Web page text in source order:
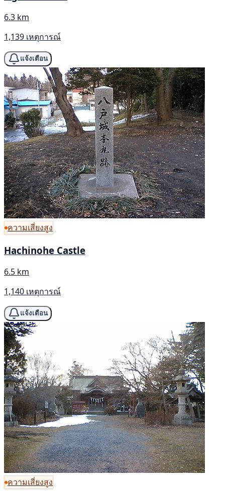
6.3 km
1,139 เหตุการณ์
แจ้งเตือน
ความเสี่ยงสูง
Hachinohe Castle
6.5 km
1,140 เหตุการณ์
แจ้งเตือน
ความเสี่ยงสูง